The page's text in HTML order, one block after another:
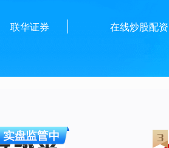
联华证券 在线炒股配资